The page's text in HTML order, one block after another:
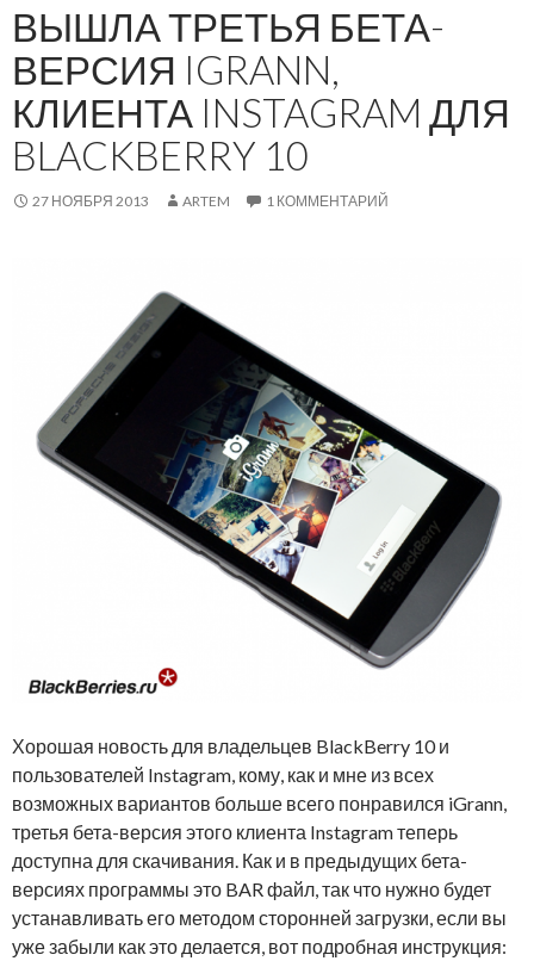
ВЫШЛА ТРЕТЬЯ БЕТА-
ВЕРСИЯ IGRANN,
КЛИЕНТА INSTAGRAM ДЛЯ
BLACKBERRY 10
27 НОЯБРЯ 2013 ARTEM 1 КОММЕНТАРИЙ
Хорошая новость для владельцев BlackBerry 10 и
пользователей Instagram, кому, как и мне из всех
возможных вариантов больше всего понравился iGrann,
третья бета-версия этого клиента Instagram теперь
доступна для скачивания. Как и в предыдущих бета-
версиях программы это BAR файл, так что нужно будет
устанавливать его методом сторонней загрузки, если вы
уже забыли как это делается, вот подробная инструкция: